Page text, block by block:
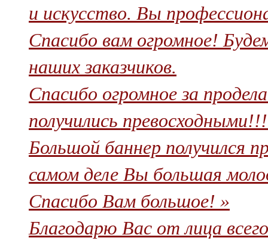
и искусство. Вы
Спасибо вам огромное!
наших заказчиков.
Спасибо огромное за
получились
Большой баннер получился
самом деле Вы большая
Спасибо Вам большое! »
Благодарю Вас от лица